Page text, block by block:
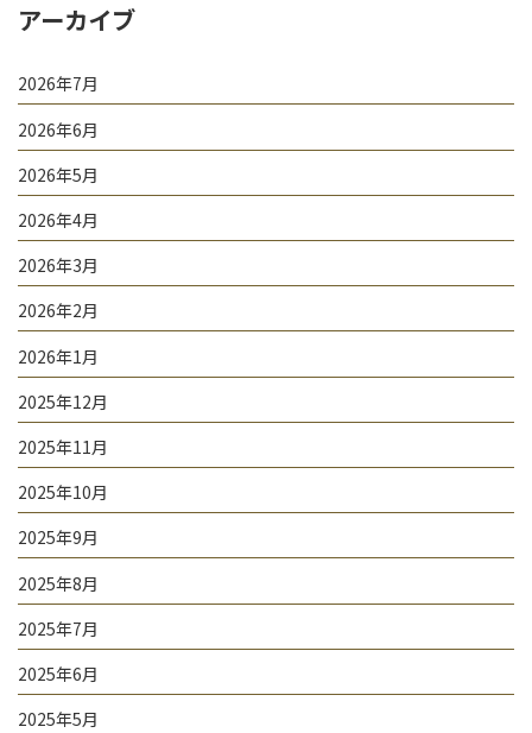
アーカイブ
2026年7月
2026年6月
2026年5月
2026年4月
2026年3月
2026年2月
2026年1月
2025年12月
2025年11月
2025年10月
2025年9月
2025年8月
2025年7月
2025年6月
2025年5月